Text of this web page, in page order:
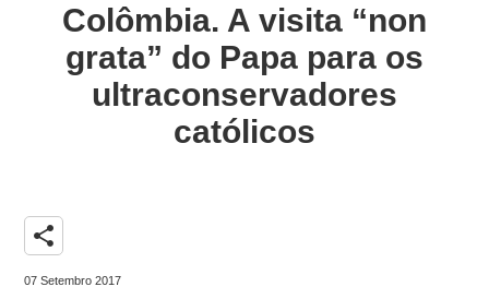
Colômbia. A visita “non
grata” do Papa para os
ultraconservadores
católicos
share
07 Setembro 2017